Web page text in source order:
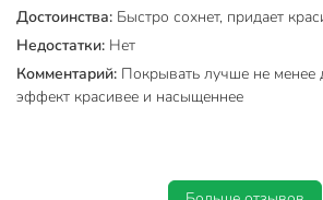
Тип тары
Разбавитель
Достоинства: Быстро сохнет, придает
Недостатки: Нет
Комментарий: Покрывать лучше не менее
эффект красивее и насыщеннее